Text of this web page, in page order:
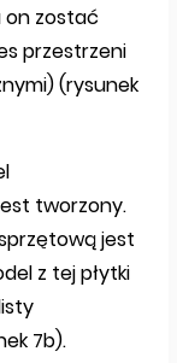
on zostać
przestrzeni
(rysunek
tworzony.
jest
z tej płytki
7b).